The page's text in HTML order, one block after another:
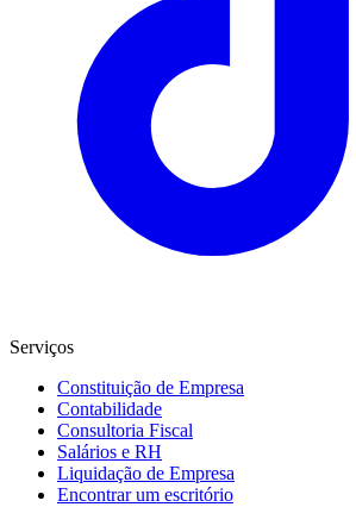
Serviços
Constituição de Empresa
Contabilidade
Consultoria Fiscal
Salários e RH
Liquidação de Empresa
Encontrar um escritório